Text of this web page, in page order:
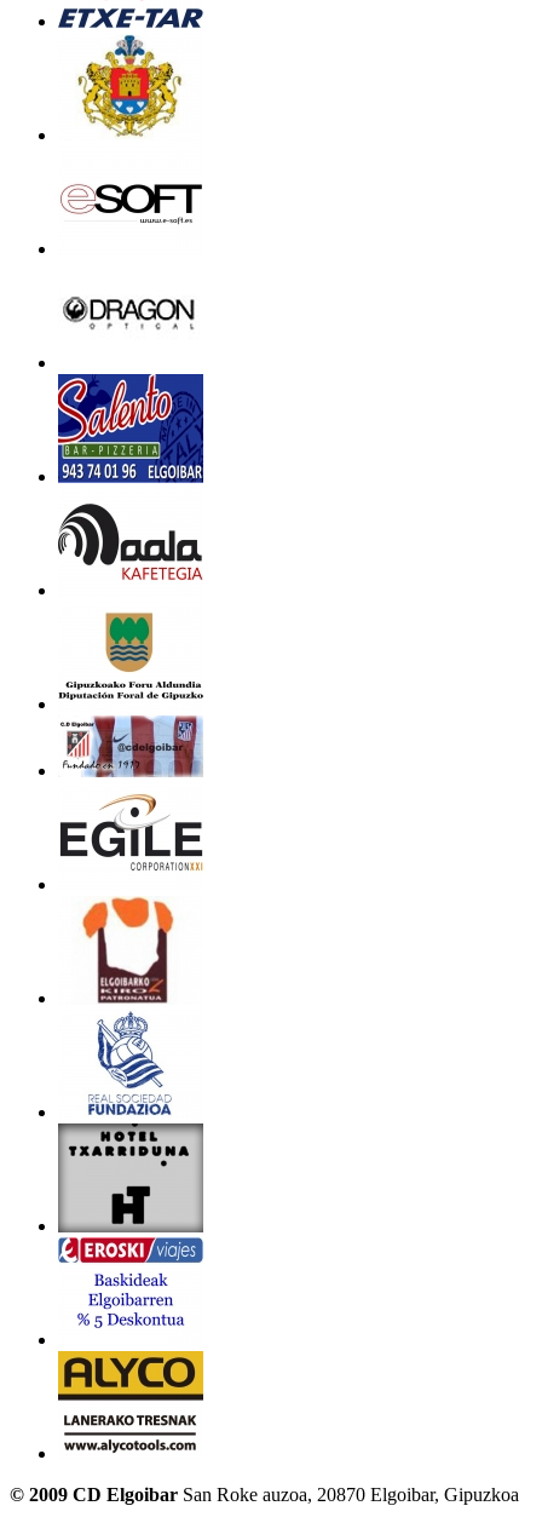
© 2009 CD Elgoibar San Roke auzoa, 20870 Elgoibar, Gipuzkoa